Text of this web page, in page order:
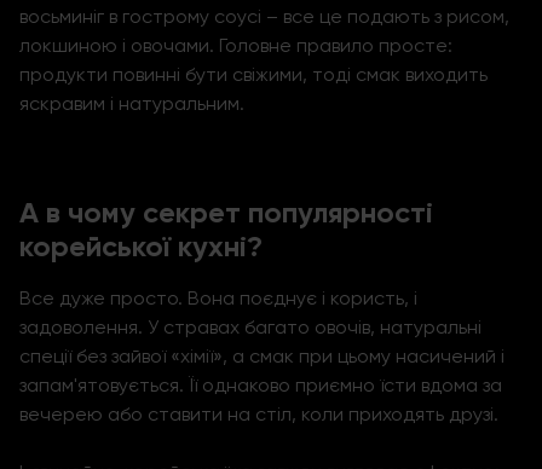
восьминіг в гострому соусі – все це подають з рисом,
локшиною і овочами. Головне правило просте:
продукти повинні бути свіжими, тоді смак виходить
яскравим і натуральним.
А в чому секрет популярності
корейської кухні?
Все дуже просто. Вона поєднує і користь, і
задоволення. У стравах багато овочів, натуральні
спеції без зайвої «хімії», а смак при цьому насичений і
запам'ятовується. Її однаково приємно їсти вдома за
вечерею або ставити на стіл, коли приходять друзі.